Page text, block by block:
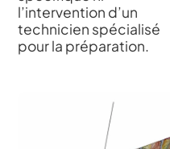
l’intervention d’un
technicien spécialisé
pour la préparation.